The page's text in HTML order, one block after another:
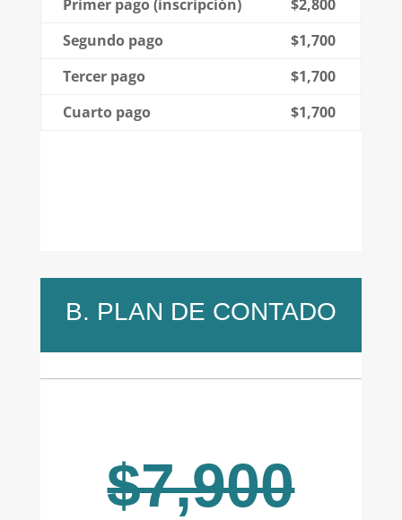
Primer pago (inscripción)
$2,800
Segundo pago
$1,700
Tercer pago
$1,700
Cuarto pago
$1,700
B. PLAN DE CONTADO
$7,900